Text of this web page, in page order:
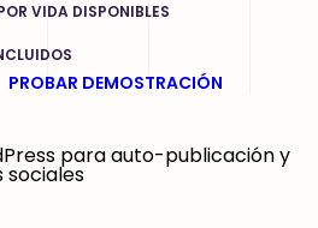
VIDA DISPONIBLES
PROBAR DEMOSTRACIÓN
para auto-publicación y
sociales